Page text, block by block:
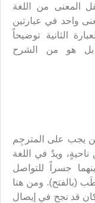
من اللغة
واحد في عبارتين
الثانية توضيحاً
بل هو من الشرح
يجب على المترجِم
ويدٌ في اللغة
جسراً للتواصل
(بالفتح). ومن هنا
قد نجح في إيصال